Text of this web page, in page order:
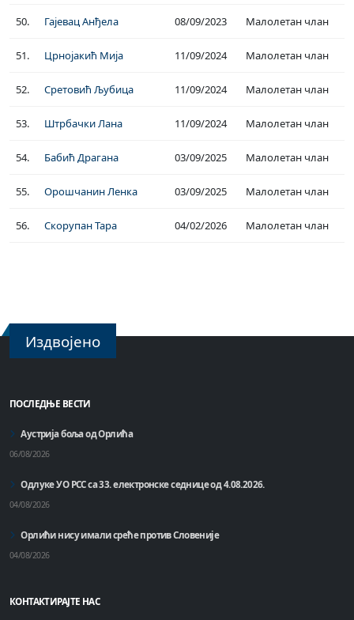
50. Гајевац Анђела 08/09/2023 Малолетан члан
51. Црнојакић Мија 11/09/2024 Малолетан члан
52. Сретовић Љубица 11/09/2024 Малолетан члан
53. Штрбачки Лана 11/09/2024 Малолетан члан
54. Бабић Драгана 03/09/2025 Малолетан члан
55. Орошчанин Ленка 03/09/2025 Малолетан члан
56. Скорупан Тара 04/02/2026 Малолетан члан
Издвојено
ПОСЛЕДЊЕ ВЕСТИ
Аустрија боља од Орлића
06/08/2026
Одлуке УО РСС са 33. електронске седнице од 4.08.2026.
04/08/2026
Орлићи нису имали среће против Словеније
04/08/2026
КОНТАКТИРАЈТЕ НАС